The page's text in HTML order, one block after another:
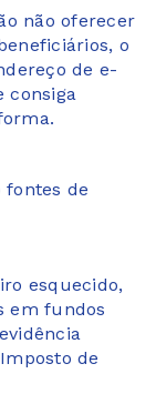
não oferecer
o
de e-
consiga
fontes de
esquecido,
em fundos
de